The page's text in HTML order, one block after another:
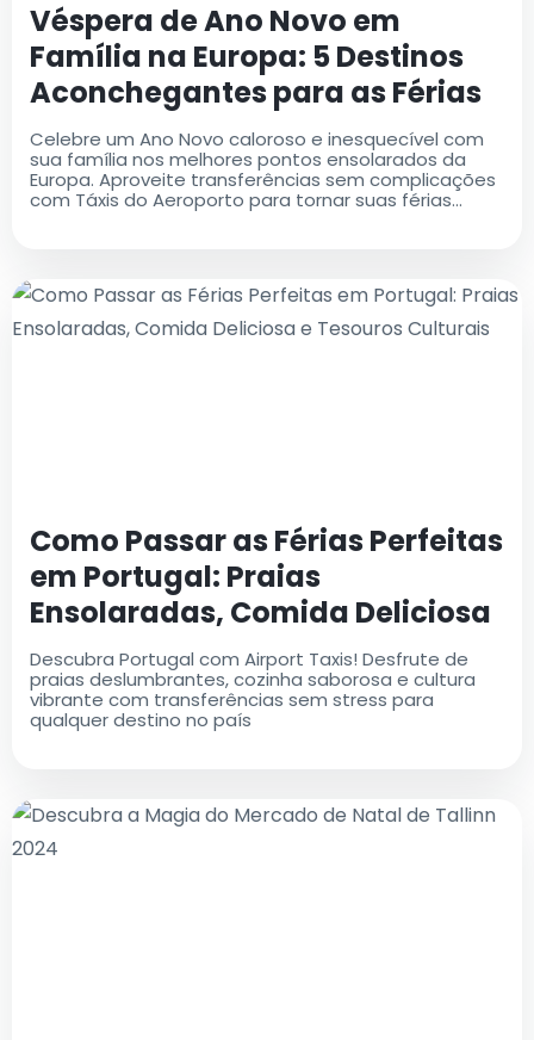
Véspera de Ano Novo em
Família na Europa: 5 Destinos
Aconchegantes para as Férias
Perfeitas
Celebre um Ano Novo caloroso e inesquecível com
sua família nos melhores pontos ensolarados da
Europa. Aproveite transferências sem complicações
com Táxis do Aeroporto para tornar suas férias
algum ajuste!
Como Passar as Férias Perfeitas
em Portugal: Praias
Ensolaradas, Comida Deliciosa
e Tesouros Culturais
Descubra Portugal com Airport Taxis! Desfrute de
praias deslumbrantes, cozinha saborosa e cultura
vibrante com transferências sem stress para
qualquer destino no país